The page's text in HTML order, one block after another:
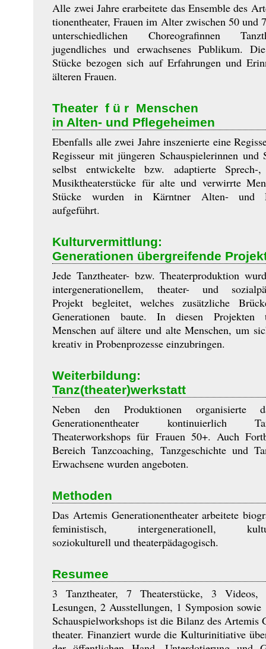
Alle zwei Jahre erarbeitete das Ensemble des
tionen­thea­ter, Frauen im Alter zwischen 50 und
unterschiedlichen Choreografinnen
jugendliches und erwachsenes Publikum.
Stücke bezogen sich auf Er­fahrungen und
älteren Frauen.
Theater f ü r Menschen
in Alten- und Pflegeheimen
Ebenfalls alle zwei Jahre inszenierte eine
Regisseur mit jüngeren Schauspielerinnen und
selbst entwickelte bzw. adaptierte
Musiktheaterstücke für alte und verwirrte
Stücke wurden in Kärntner Alten- und
aufgeführt.
Kulturvermittlung:
Generationen übergreifende
Jede Tanztheater- bzw. Theaterproduktion
in­ter­genera­tio­nel­lem, theater- und
Projekt begleitet, welches zusätzliche
Generationen baute. In diesen Projekten
Menschen auf ältere und alte Menschen, um
kreativ in Probenprozesse einzubringen.
Weiterbildung:
Tanz(theater)werkstatt
Neben den Produktionen organisierte
Generationentheater kon­ti­nuier­lich
Theaterworkshops für Frauen 50+. Auch
Bereich Tanzcoaching, Tanzgeschichte und
Erwachsene wurden angeboten.
Methoden
Das Artemis Generationentheater arbeitete
fe­mi­ni­stisch, intergenerationell,
soziokulturell und thea­ter­päda­go­gisch.
Resumee
3 Tanztheater, 7 Theaterstücke, 3
Lesungen, 2 Ausstellungen, 1 Symposion sowie
Schauspielworkshops ist die Bilanz des Artemis
thea­ter. Finanziert wurde die Kulturinitiative